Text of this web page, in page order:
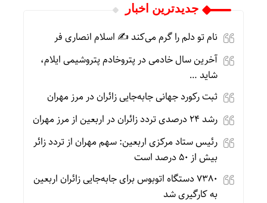
جديدترين اخبار
نام تو دلم را گرم می‌کند ✍️ اسلام انصاری فر
آخرین سال خادمی در پتروخادم پتروشیمی ایلام،
شاید …
ثبت رکورد جهانی جابه‌جایی زائران در مرز مهران
رشد ۲۴ درصدی تردد زائران در اربعین از مرز مهران
رئیس ستاد مرکزی اربعین: سهم مهران از تردد زائر
بیش از ۵۰ درصد است
۷۳۸۰ دستگاه اتوبوس برای جابه‌جایی زائران اربعین
به‌ کارگیری شد